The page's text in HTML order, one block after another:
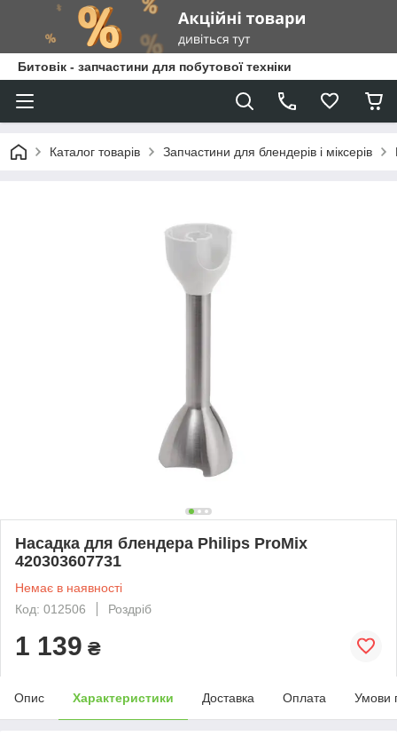
Битовік - запчастини для побутової техніки
Каталог товарів Запчастини для блендерів і міксерів
Насадка для блендера Philips ProMix
420303607731
Немає в наявності
Код: 012506
Роздріб
1 139 ₴
Опис Характеристики Доставка Оплата Умови